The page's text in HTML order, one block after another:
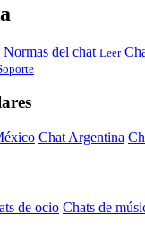
Normas del chat Leer
Chat Argentina
de ocio Chats de